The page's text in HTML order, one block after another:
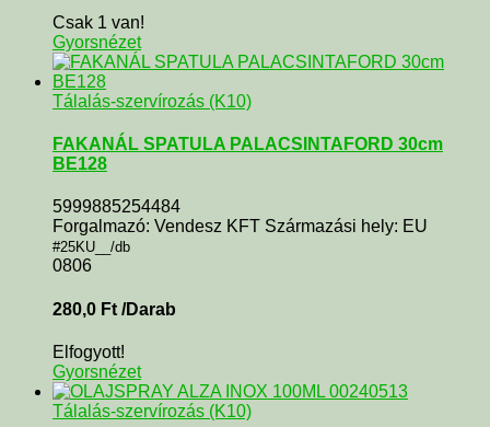
Csak 1 van!
Gyorsnézet
Tálalás-szervírozás (K10)
FAKANÁL SPATULA PALACSINTAFORD 30cm
BE128
5999885254484
Forgalmazó: Vendesz KFT Származási hely: EU
#25KU__/db
0806
280,0 Ft /Darab
Elfogyott!
Gyorsnézet
Tálalás-szervírozás (K10)